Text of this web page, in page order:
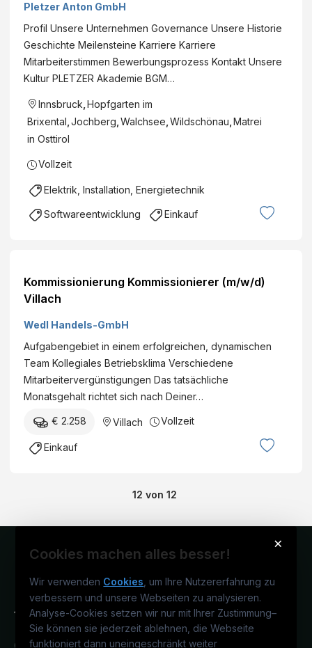
Pletzer Anton GmbH
Profil Unsere Unternehmen Governance Unsere Historie
Geschichte Meilensteine Karriere Karriere
Mitarbeiterstimmen Bewerbungsprozess Kontakt Unsere
Kultur PLETZER Akademie BGM…
Innsbruck Hopfgarten im
Brixental Jochberg Walchsee Wildschönau Matrei
in Osttirol
Vollzeit
Elektrik, Installation, Energietechnik
Softwareentwicklung Einkauf
Kommissionierung Kommissionierer (m/w/d)
Villach
Wedl Handels-GmbH
Aufgabengebiet in einem erfolgreichen, dynamischen
Team Kollegiales Betriebsklima Verschiedene
Mitarbeitervergünstigungen Das tatsächliche
Monatsgehalt richtet sich nach Deiner…
€ 2.258 Villach Vollzeit
Einkauf
12 von 12
×
Cookies machen alles besser!
Wir verwenden Cookies , um Ihre Nutzererfahrung zu
verbessern und unsere Webseiten zu analysieren.
Analyse-Cookies setzen wir nur mit Ihrer Zustimmung–
Sie können sie jederzeit ablehnen, die Webseite
funktioniert dann uneingeschränkt weiter